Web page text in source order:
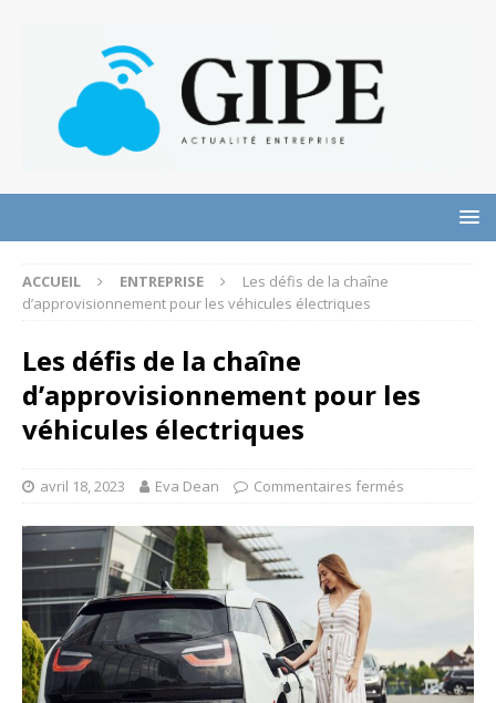
ACCUEIL ENTREPRISE
Les défis de la chaîne
d’approvisionnement pour les véhicules électriques
Les défis de la chaîne
d’approvisionnement pour les
véhicules électriques
avril 18, 2023 Eva Dean Commentaires fermés